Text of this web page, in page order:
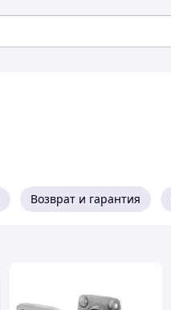
Возврат и гарантия